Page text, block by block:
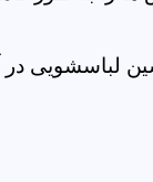
لباسشویی در